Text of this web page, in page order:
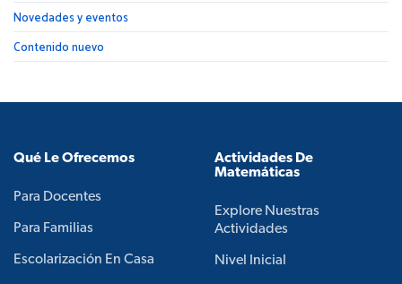
Novedades y eventos
Contenido nuevo
Qué Le Ofrecemos
Para Docentes
Para Familias
Escolarización En Casa
Actividades De
Matemáticas
Explore Nuestras
Actividades
Nivel Inicial